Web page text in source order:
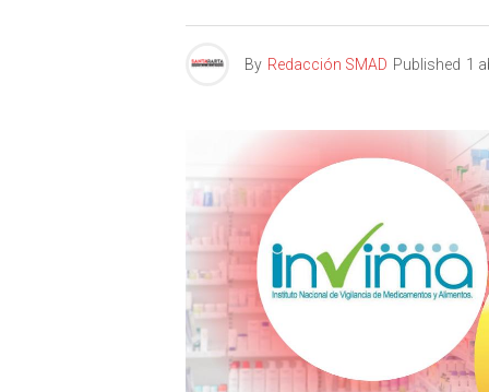
By Redacción SMAD Published 1